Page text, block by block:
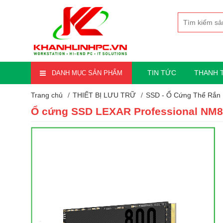
DANH MỤC SẢN PHẨM TIN TỨC THANH
Trang chủ THIẾT BỊ LƯU TRỮ SSD - Ổ Cứng Thể Rắn
Ổ cứng SSD LEXAR Professional